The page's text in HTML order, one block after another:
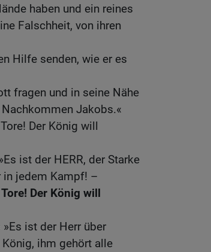
haben und ein reines
Falschheit, von ihren
Hilfe senden, wie er es
fragen und in seine Nähe
Jakobs.«
Der König will
ist der HERR, der Starke
in jedem Kampf! –
Der König will
»Es ist der Herr über
König, ihm gehört alle